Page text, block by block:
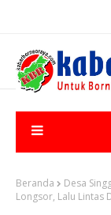
Beranda
Desa
Longsor, Lalu Lintas